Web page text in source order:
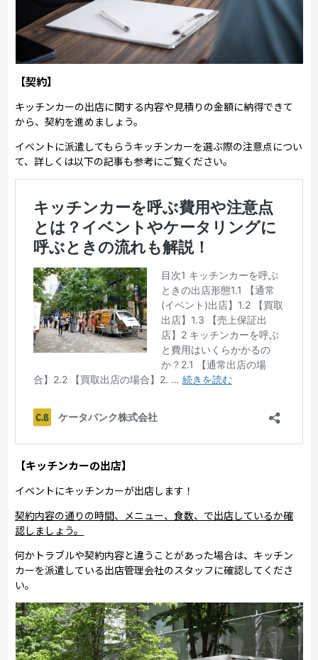
【契約】
キッチンカーの出店に関する内容や見積りの金額に納得できて
から、契約を進めましょう。
イベントに派遣してもらうキッチンカーを選ぶ際の注意点につい
て、詳しくは以下の記事も参考にご覧ください。
【キッチンカーの出店】
イベントにキッチンカーが出店します！
契約内容の通りの時間、メニュー、食数、で出店しているか確
認しましょう。
何かトラブルや契約内容と違うことがあった場合は、キッチン
カーを派遣している出店管理会社のスタッフに確認してくださ
い。